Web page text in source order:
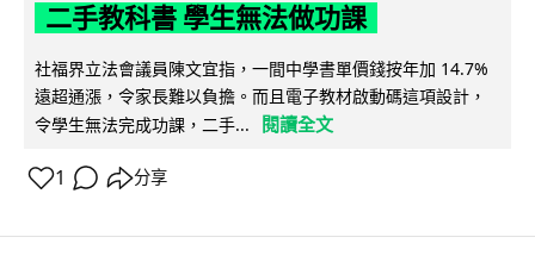
二手教科書 學生無法做功課
社福界立法會議員陳文宜指，一間中學書單價錢按年加 14.7%
遠超通漲，令家長難以負擔。而且電子教材啟動碼這項設計，
令學生無法完成功課，二手...
閱讀全文
1 分享